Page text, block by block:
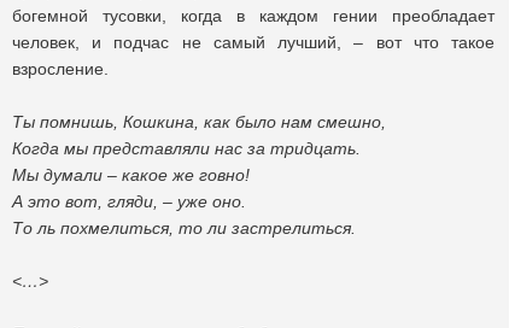
богемной тусовки, когда в каждом гении преобладает
человек, и подчас не самый лучший, – вот что такое
взросление.
Ты помнишь, Кошкина, как было нам смешно,
Когда мы представляли нас за тридцать.
Мы думали – какое же говно!
А это вот, гляди, – уже оно.
То ль похмелиться, то ли застрелиться.
<…>